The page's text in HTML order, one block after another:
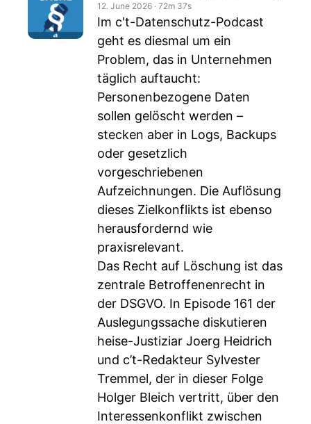
12. June 2026 ‧ 72m 37s
Im c't-Datenschutz-Podcast
geht es diesmal um ein
Problem, das in Unternehmen
täglich auftaucht:
Personenbezogene Daten
sollen gelöscht werden –
stecken aber in Logs, Backups
oder gesetzlich
vorgeschriebenen
Aufzeichnungen. Die Auflösung
dieses Zielkonflikts ist ebenso
herausfordernd wie
praxisrelevant.
Das Recht auf Löschung ist das
zentrale Betroffenenrecht in
der DSGVO. In Episode 161 der
Auslegungssache diskutieren
heise-Justiziar Joerg Heidrich
und c’t-Redakteur Sylvester
Tremmel, der in dieser Folge
Holger Bleich vertritt, über den
Interessenkonflikt zwischen